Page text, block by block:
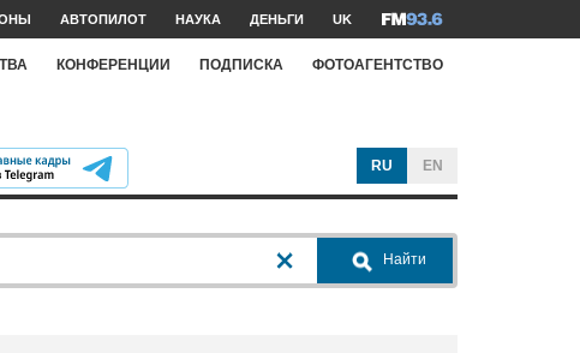
АВТОПИЛОТ НАУКА ДЕНЬГИ UK
КОНФЕРЕНЦИИ ПОДПИСКА ФОТОАГЕНТСТВО
RU EN
Найти